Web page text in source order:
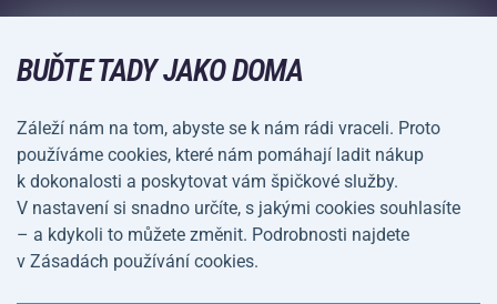
Bojové sporty
Kola a koloběžky
Vodní sporty
Sportovní oblečení a doplňky
Obchodní podmínky Ochrana osobních údajů
BUĎTE TADY JAKO DOMA
Záleží nám na tom, abyste se k nám rádi vraceli. Proto
používáme cookies, které nám pomáhají ladit nákup
k dokonalosti a poskytovat vám špičkové služby.
V nastavení si snadno určíte, s jakými cookies souhlasíte
– a kdykoli to můžete změnit. Podrobnosti najdete
v Zásadách používání cookies.